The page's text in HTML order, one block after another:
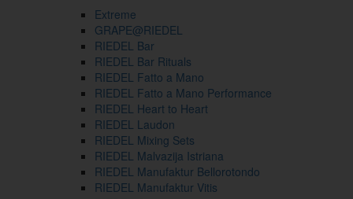
Extreme
GRAPE@RIEDEL
RIEDEL Bar
RIEDEL Bar Rituals
RIEDEL Fatto a Mano
RIEDEL Fatto a Mano Performance
RIEDEL Heart to Heart
RIEDEL Laudon
RIEDEL Mixing Sets
RIEDEL Malvazija Istriana
RIEDEL Manufaktur Bellorotondo
RIEDEL Manufaktur Vitis